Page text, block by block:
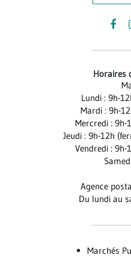
Lien
Horaires
Lundi : 9h-
Mardi : 9h-
Mercredi : 9h-
Jeudi : 9h-12h
Vendredi :
Agence
Du lundi au
Marchés